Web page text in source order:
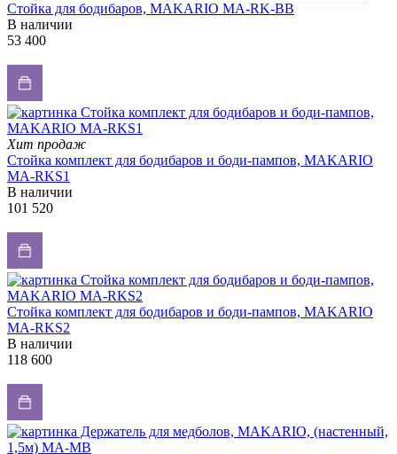
Стойка для бодибаров, MAKARIO MA-RK-BB
В наличии
53 400
Хит продаж
Стойка комплект для бодибаров и боди-пампов, MAKARIO
MA-RKS1
В наличии
101 520
Стойка комплект для бодибаров и боди-пампов, MAKARIO
MA-RKS2
В наличии
118 600